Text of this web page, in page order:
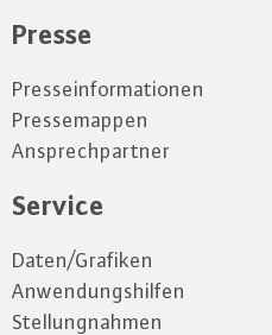
Presse
Presseinformationen
Pressemappen
Ansprechpartner
Service
Daten/Grafiken
Anwendungshilfen
Stellungnahmen